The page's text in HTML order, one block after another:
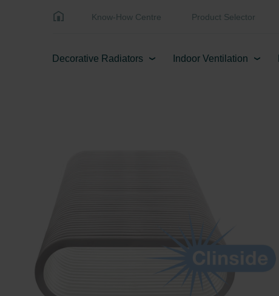
Know-How Centre Product Selector
Decorative Radiators Indoor Ventilation